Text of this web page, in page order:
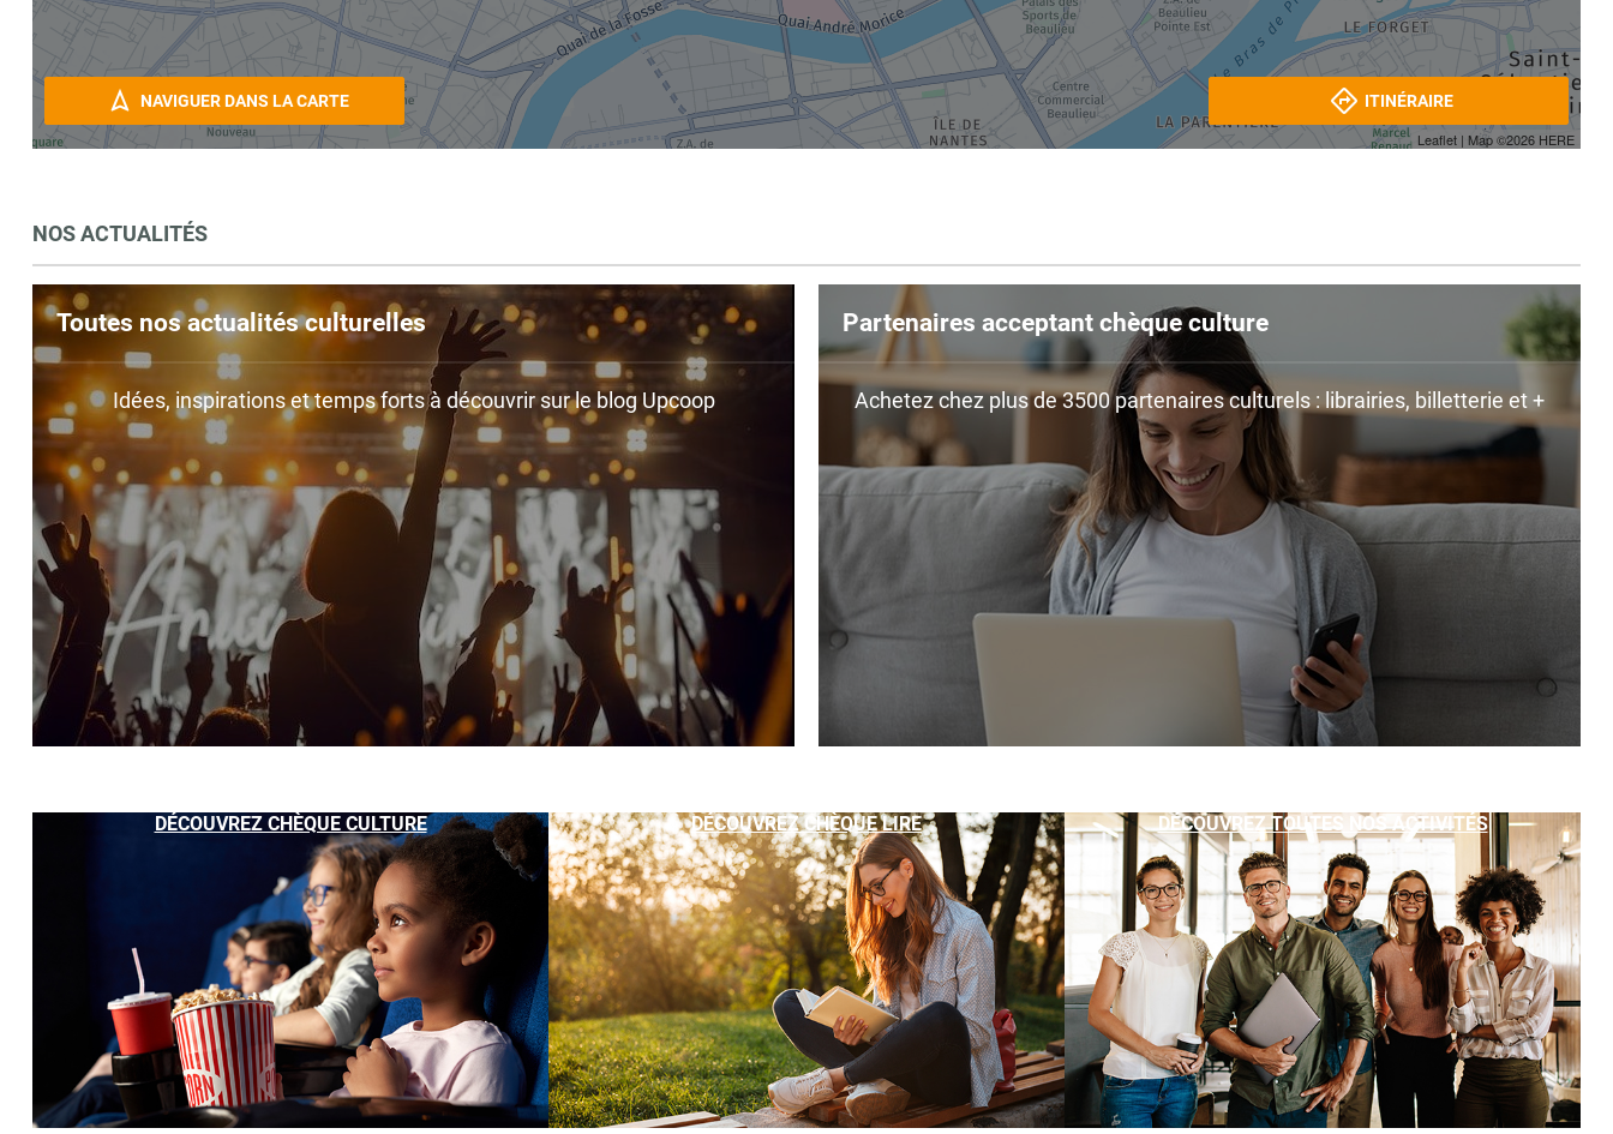
Leaflet | Map ©2026 HERE
NAVIGUER DANS LA CARTE ITINÉRAIRE
NOS ACTUALITÉS
Toutes nos actualités culturelles
Idées, inspirations et temps forts à découvrir sur le blog Upcoop
Partenaires acceptant chèque culture
Achetez chez plus de 3500 partenaires culturels : librairies, billetterie et +
DÉCOUVREZ CHÈQUE CULTURE DÉCOUVREZ CHÈQUE LIRE DÉCOUVREZ TOUTES NOS ACTIVITÉS